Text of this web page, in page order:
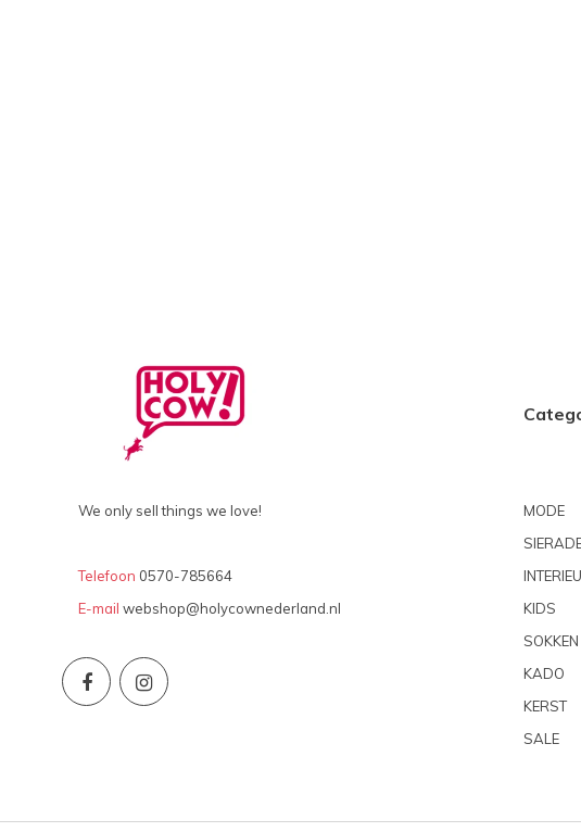
We only sell things we love!
Telefoon 0570-785664
E-mail webshop@holycownederland.nl
MODE
KIDS
SOKKEN
KADO
KERST
SALE